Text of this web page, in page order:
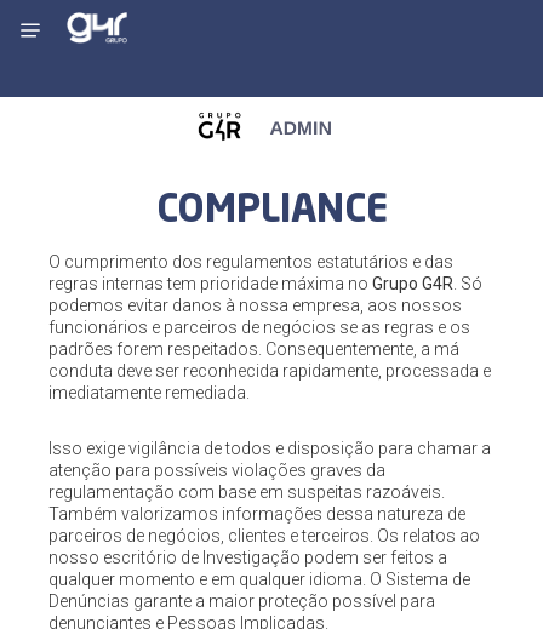
COMPLIANCE
O cumprimento dos regulamentos estatutários e das
regras internas tem prioridade máxima no Grupo G4R. Só
podemos evitar danos à nossa empresa, aos nossos
funcionários e parceiros de negócios se as regras e os
padrões forem respeitados. Consequentemente, a má
conduta deve ser reconhecida rapidamente, processada e
imediatamente remediada.
Isso exige vigilância de todos e disposição para chamar a
atenção para possíveis violações graves da
regulamentação com base em suspeitas razoáveis.
Também valorizamos informações dessa natureza de
parceiros de negócios, clientes e terceiros. Os relatos ao
nosso escritório de Investigação podem ser feitos a
qualquer momento e em qualquer idioma. O Sistema de
Denúncias garante a maior proteção possível para
denunciantes e Pessoas Implicadas.